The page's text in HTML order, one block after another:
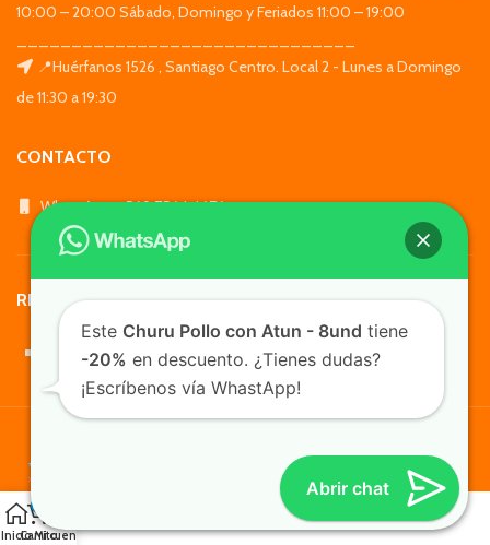
10:00 – 20:00 Sábado, Domingo y Feriados 11:00 – 19:00
📍Huérfanos 1526 , Santiago Centro. Local 2 - Lunes a Domingo
de 11:30 a 19:30
CONTACTO
WhatsApp: +569 7564 4676
REDES SOCIALES
TusMascotas.cl
InicioCarrito
Mi cuenta
Abrir chat
Este Churu Pollo con Atun - 8und tiene
-20% en descuento. ¿Tienes dudas?
¡Escríbenos vía WhastApp!